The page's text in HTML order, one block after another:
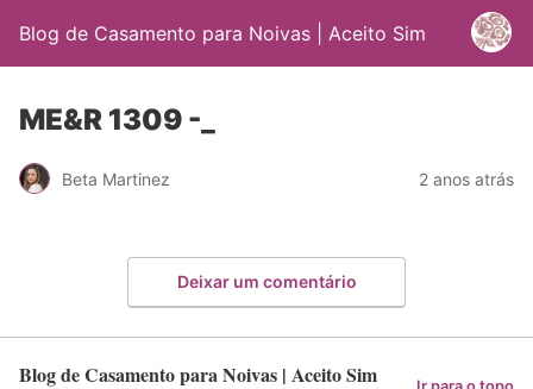
Blog de Casamento para Noivas | Aceito Sim
ME&R 1309 -_
Beta Martinez 2 anos atrás
Deixar um comentário
Blog de Casamento para Noivas | Aceito Sim